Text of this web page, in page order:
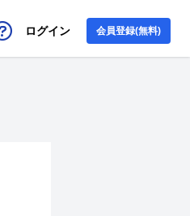
ログイン 会員登録(無料)